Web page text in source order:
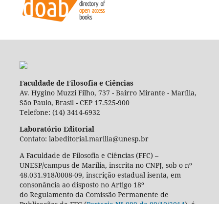
Faculdade de Filosofia e Ciências
Av. Hygino Muzzi Filho, 737 - Bairro Mirante - Marília,
São Paulo, Brasil - CEP 17.525-900
Telefone: (14) 3414-6932
Laboratório Editorial
Contato: labeditorial.marilia@unesp.br
A Faculdade de Filosofia e Ciências (FFC) –
UNESP/campus de Marília, inscrita no CNPJ, sob o nº
48.031.918/0008-09, inscrição estadual isenta, em
consonância ao disposto no Artigo 18º
do Regulamento da Comissão Permanente de